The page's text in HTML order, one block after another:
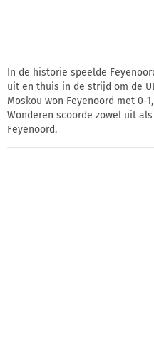
In de historie speelde
uit en thuis in de strijd om de
Moskou won Feyenoord met 0-
Wonderen scoorde zowel uit
Feyenoord.